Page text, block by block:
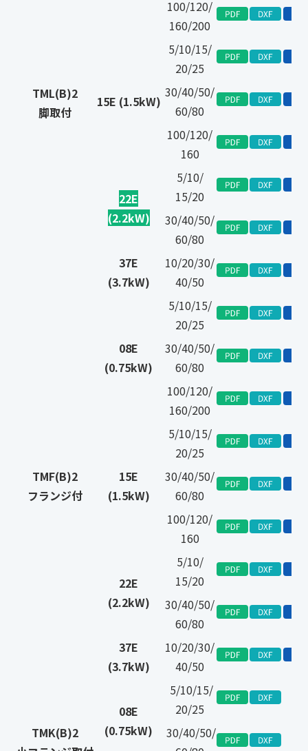
TML(B)2
脚取付
100/120/
160/200
15E (1.5kW)
5/10/15/
20/25
30/40/50/
60/80
100/120/
160
22E
(2.2kW)
5/10/
15/20
30/40/50/
60/80
37E
(3.7kW)
10/20/30/
40/50
TMF(B)2
フランジ付
08E
(0.75kW)
5/10/15/
20/25
30/40/50/
60/80
100/120/
160/200
15E
(1.5kW)
5/10/15/
20/25
30/40/50/
60/80
100/120/
160
22E
(2.2kW)
5/10/
15/20
30/40/50/
60/80
37E
(3.7kW)
10/20/30/
40/50
TMK(B)2
08E
(0.75kW)
5/10/15/
20/25
30/40/50/